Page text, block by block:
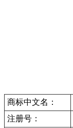
商标中文名：
注册号：